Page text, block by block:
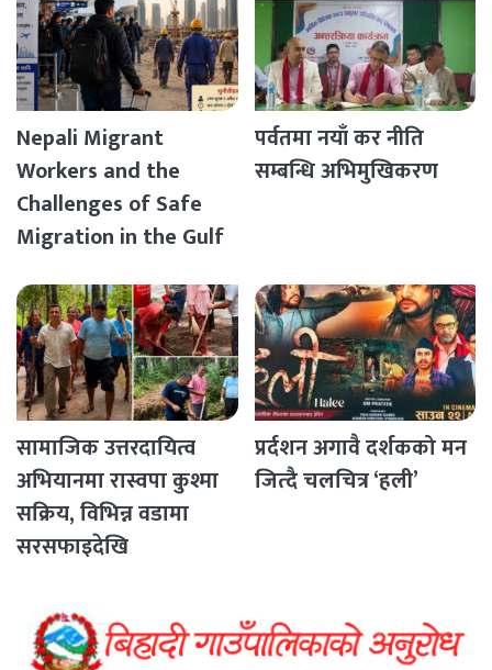
Nepali Migrant
Workers and the
Challenges of Safe
Migration in the Gulf
पर्वतमा नयाँ कर नीति
सम्बन्धि अभिमुखिकरण
सामाजिक उत्तरदायित्व
अभियानमा रास्वपा कुश्मा
सक्रिय, विभिन्न वडामा
सरसफाइदेखि
प्रर्दशन अगावै दर्शकको मन
जित्दै चलचित्र ‘हली’